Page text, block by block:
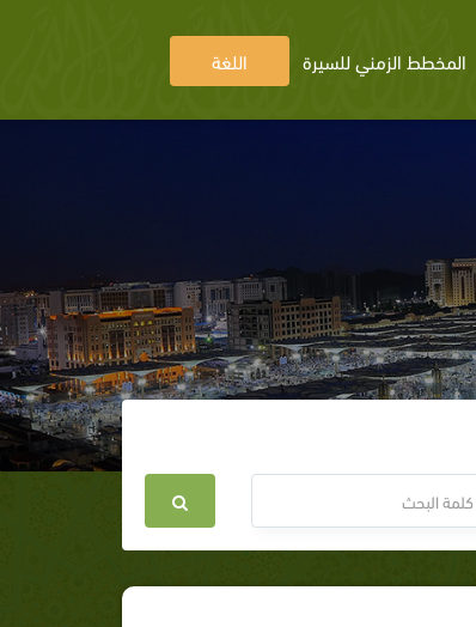
المخطط الزمني للسيرة اللغة